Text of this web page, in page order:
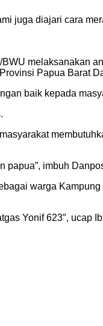
juga diajari cara
melaksanakan
Papua Barat
baik kepada
papua”, imbuh
warga
Yonif 623″, ucap